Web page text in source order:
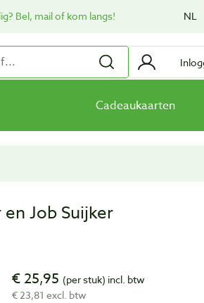
Bel, mail of kom langs! NL
Cadeaukaarten
Job Suijker
€ 25,95 (per stuk) incl. btw
€ 23,81 excl. btw